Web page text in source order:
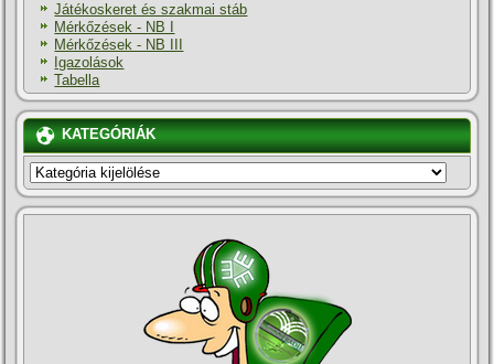
Játékoskeret és szakmai stáb
Mérkőzések - NB I
Mérkőzések - NB III
Igazolások
Tabella
KATEGÓRIÁK
KATEGÓRIÁK